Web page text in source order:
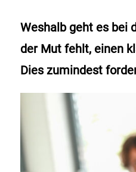
Weshalb geht es bei
der Mut fehlt, einen
Dies zumindest